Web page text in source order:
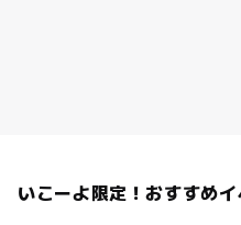
いこーよ限定！おすすめ